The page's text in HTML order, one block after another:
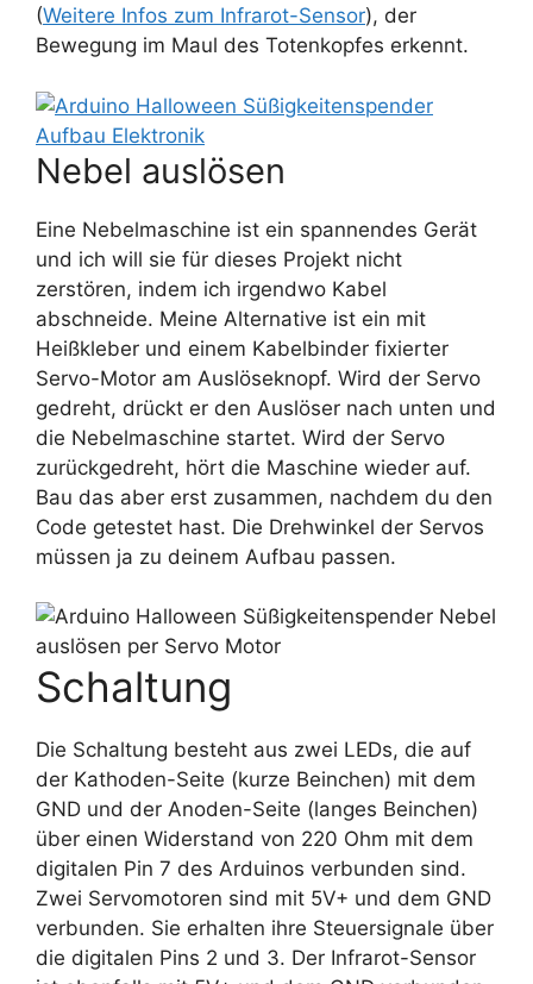
(Weitere Infos zum Infrarot-Sensor), der
Bewegung im Maul des Totenkopfes erkennt.
Nebel auslösen
Eine Nebelmaschine ist ein spannendes Gerät
und ich will sie für dieses Projekt nicht
zerstören, indem ich irgendwo Kabel
abschneide. Meine Alternative ist ein mit
Heißkleber und einem Kabelbinder fixierter
Servo-Motor am Auslöseknopf. Wird der Servo
gedreht, drückt er den Auslöser nach unten und
die Nebelmaschine startet. Wird der Servo
zurückgedreht, hört die Maschine wieder auf.
Bau das aber erst zusammen, nachdem du den
Code getestet hast. Die Drehwinkel der Servos
müssen ja zu deinem Aufbau passen.
Schaltung
Die Schaltung besteht aus zwei LEDs, die auf
der Kathoden-Seite (kurze Beinchen) mit dem
GND und der Anoden-Seite (langes Beinchen)
über einen Widerstand von 220 Ohm mit dem
digitalen Pin 7 des Arduinos verbunden sind.
Zwei Servomotoren sind mit 5V+ und dem GND
verbunden. Sie erhalten ihre Steuersignale über
die digitalen Pins 2 und 3. Der Infrarot-Sensor